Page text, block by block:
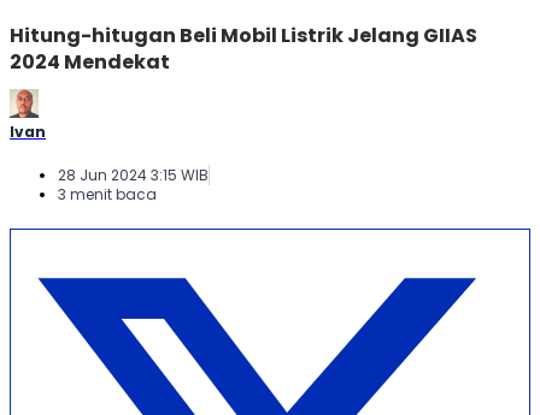
Hitung-hitugan Beli Mobil Listrik Jelang GIIAS
2024 Mendekat
Ivan
28 Jun 2024 3:15 WIB
3 menit baca